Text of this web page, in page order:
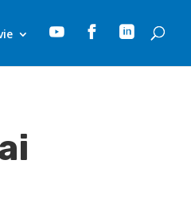
  